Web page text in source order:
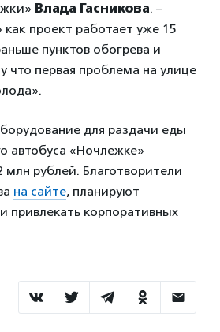
Влада Гасникова. –
проект работает уже 15
пунктов обогрева и
что первая проблема на улице
для раздачи еды
автобуса «Ночлежке»
млн рублей. Благотворители
на сайте, планируют
привлекать корпоративных